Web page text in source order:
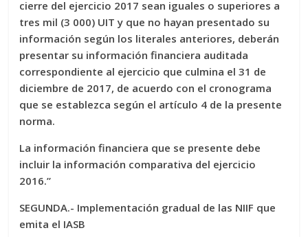
cierre del ejercicio 2017 sean iguales o superiores a
tres mil (3 000) UIT y que no hayan presentado su
información según los literales anteriores, deberán
presentar su información financiera auditada
correspondiente al ejercicio que culmina el 31 de
diciembre de 2017, de acuerdo con el cronograma
que se establezca según el artículo 4 de la presente
norma.
La información financiera que se presente debe
incluir la información comparativa del ejercicio
2016.”
SEGUNDA.- Implementación gradual de las NIIF que
emita el IASB